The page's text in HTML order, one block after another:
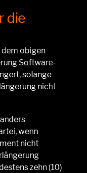
die
obigen
Software-
, solange
nicht
,wenn
nicht
zehn (10)